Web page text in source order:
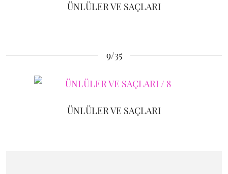
ÜNLÜLER VE SAÇLARI
9/35
ÜNLÜLER VE SAÇLARI